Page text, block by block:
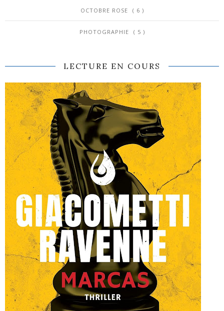
OCTOBRE ROSE ( 6 )
PHOTOGRAPHIE ( 5 )
LECTURE EN COURS